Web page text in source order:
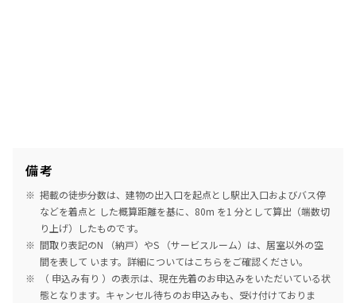
備考
掲載の徒歩分数は、建物の出入口を起点とし駅出入口およびバス停
などを着点と した概算距離を基に、80m を1 分として算出（端数切
り上げ）したものです。
間取り表記のN （納戸）やS （サービスルーム）は、居室以外の空
間を表して います。詳細についてはこちらをご確認ください。
（ 申込み有り ）の表示は、現在先着のお申込みをいただいている状
態となります。キャンセル待ちのお申込みも、受け付けておりま